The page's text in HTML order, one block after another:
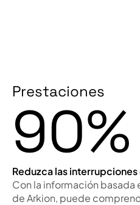
Prestaciones
90%
Reduzca las
Con la información
de Arkion, puede